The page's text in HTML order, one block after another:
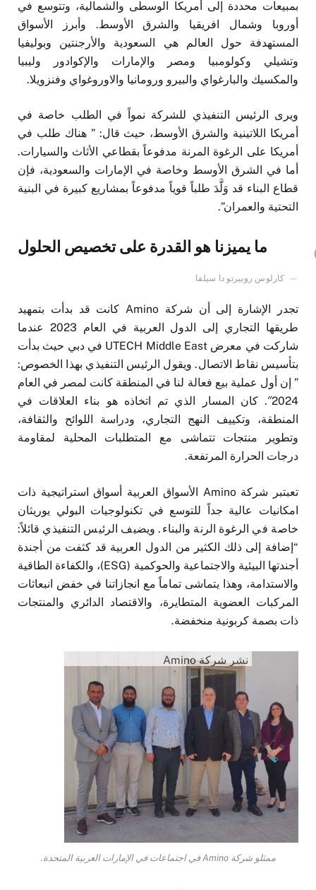
بمبيعات محددة إلى أمريكا الوسطى والشمالية، وتتوسع في
أوروبا وشمال افريقيا والشرق الأوسط. وأبرز الأسواق
المستهدفة حول العالم هي السعودية والأرجنتين وبوليفيا
وتشيلي وكولومبيا ومصر والإمارات والإكوادور وليبيا
والمكسيك والبارغواي والبيرو ورومانيا والاوروغواي وفنزويلا.
ويرى الرئيس التنفيذي للشركة نمواً في الطلب خاصة في
أمريكا اللاتينية والشرق الأوسط، حيث قال: ” هناك طلب في
أمريكا على الرغوة المرنة مدفوعاً بقطاعي الأثاث والسيارات.
أما في الشرق الأوسط وخاصة في الإمارات والسعودية، فإن
قطاع البناء قد وَلَّدَ طلباً قوياً مدفوعاً بمشاريع كبيرة في البنية
التحتية والعمران”.
ما يميزنا هو القدرة على تخصيص الحلول
كارلوس روبيرتو دا سيلفا
تجدر الإشارة إلى أن شركة Amino كانت قد بدأت بتمهيد
طريقها التجاري إلى الدول العربية في العام 2023 عندما
شاركت في معرض UTECH Middle East في دبي حيث بدأت
بتأسيس نقاط الاتصال. ويقول الرئيس التنفيذي بهذا الخصوص:
” إن أول عملية بيع فعالة لنا في المنطقة كانت لمصر في العام
2024″. كان المسار الذي تم اتخاذه هو بناء العلاقات في
المنطقة، وتكييف النهج التجاري، ودراسة اللوائح والثقافة،
وتطوير منتجات تتماشى مع المتطلبات المحلية لمقاومة
درجات الحرارة المرتفعة.
تعبتبر شركة Amino الأسواق العربية أسواق استراتيجية ذات
امكانيات عالية جداً للتوسع في تكنولوجيات البولي يوريثان
خاصة في الرغوة الرنة والبناء. ويضيف الرئيس التنفيذي قائلاً:
“إضافة إلى ذلك الكثير من الدول العربية قد كثفت من أجندة
أجندتها البيئية والاجتماعية والحوكمية (ESG)، والكفاءة الطاقية
والاستدامة، وهذا يتماشى تماماً مع انجازاتنا في خفض انبعاثات
المركبات العضوية المتطايرة، والاقتصاد الدائري والمنتجات
ذات بصمة كربونية منخفضة.
نشر شركة Amino
ممثلو شركة Amino في اجتماعات في الإمارات العربية المتحدة.